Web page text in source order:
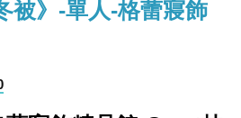
被》-單人-格蕾寢飾